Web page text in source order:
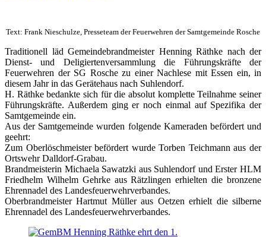
Text: Frank Nieschulze, Presseteam der Feuerwehren der Samtgemeinde Rosche
Traditionell läd Gemeindebrandmeister Henning Räthke nach der
Dienst- und Deligiertenversammlung die Führungskräfte der
Feuerwehren der SG Rosche zu einer Nachlese mit Essen ein, in
diesem Jahr in das Gerätehaus nach Suhlendorf.
H. Räthke bedankte sich für die absolut komplette Teilnahme seiner
Führungskräfte. Außerdem ging er noch einmal auf Spezifika der
Samtgemeinde ein.
Aus der Samtgemeinde wurden folgende Kameraden befördert und
geehrt:
Zum Oberlöschmeister befördert wurde Torben Teichmann aus der
Ortswehr Dalldorf-Grabau.
Brandmeisterin Michaela Sawatzki aus Suhlendorf und Erster HLM
Friedhelm Wilhelm Gehrke aus Rätzlingen erhielten die bronzene
Ehrennadel des Landesfeuerwehrverbandes.
Oberbrandmeister Hartmut Müller aus Oetzen erhielt die silberne
Ehrennadel des Landesfeuerwehrverbandes.